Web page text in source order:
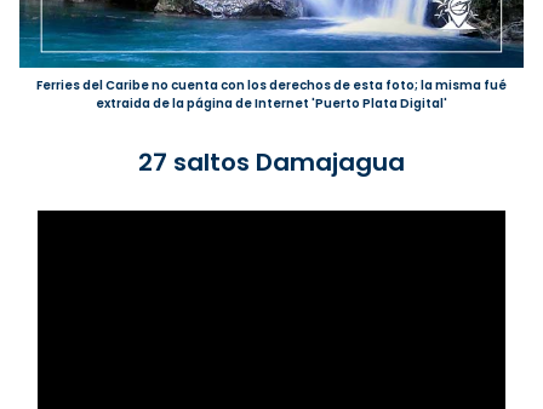
Ferries del Caribe no cuenta con los derechos de esta foto; la misma fué
extraida de la página de Internet 'Puerto Plata Digital'
27 saltos Damajagua